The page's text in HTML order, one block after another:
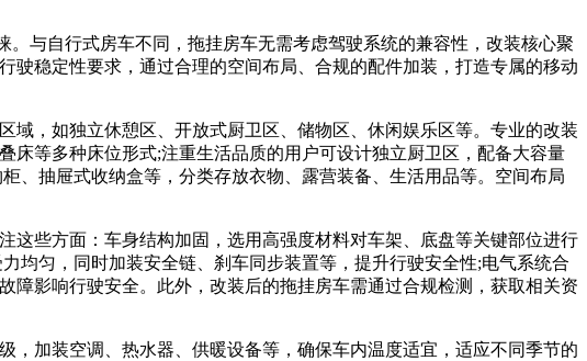
与自行式房车不同，拖挂房车无需考虑驾驶系统的兼容性，改装核心聚
稳定性要求，通过合理的空间布局、合规的配件加装，打造专属的移动
，如独立休憩区、开放式厨卫区、储物区、休闲娱乐区等。专业的改装
等多种床位形式;注重生活品质的用户可设计独立厨卫区，配备大容量
、抽屉式收纳盒等，分类存放衣物、露营装备、生活用品等。空间布局
些方面：车身结构加固，选用高强度材料对车架、底盘等关键部位进行
均匀，同时加装安全链、刹车同步装置等，提升行驶安全性;电气系统合
影响行驶安全。此外，改装后的拖挂房车需通过合规检测，获取相关资
加装空调、热水器、供暖设备等，确保车内温度适宜，适应不同季节的